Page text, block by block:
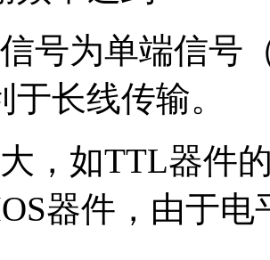
号为单端信号
长线传输。
，如TTL器件
器件，由于